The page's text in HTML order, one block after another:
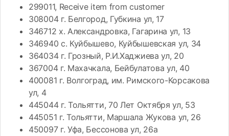
299011, Receive item from customer
308004 г. Белгород, Губкина ул, 17
346712 х. Александровка, Гагарина ул, 13
346940 с. Куйбышево, Куйбышевская ул, 34
364034 г. Грозный, Р.И.Хаджиева ул, 20
367004 г. Махачкала, Бейбулатова ул, 40
400081 г. Волгоград, им. Римского-Корсакова
ул, 4
445044 г. Тольятти, 70 Лет Октября ул, 53
445051 г. Тольятти, Маршала Жукова ул, 26
450097 г. Уфа, Бессонова ул, 26а